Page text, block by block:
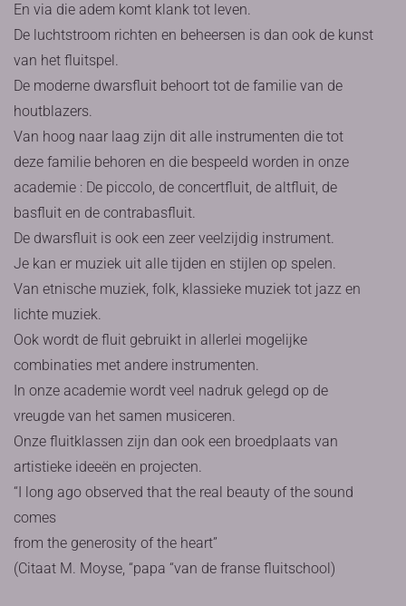
En via die adem komt klank tot leven.
De luchtstroom richten en beheersen is dan ook de kunst
van het fluitspel.
De moderne dwarsfluit behoort tot de familie van de
houtblazers.
Van hoog naar laag zijn dit alle instrumenten die tot
deze familie behoren en die bespeeld worden in onze
academie : De piccolo, de concertfluit, de altfluit, de
basfluit en de contrabasfluit.
De dwarsfluit is ook een zeer veelzijdig instrument.
Je kan er muziek uit alle tijden en stijlen op spelen.
Van etnische muziek, folk, klassieke muziek tot jazz en
lichte muziek.
Ook wordt de fluit gebruikt in allerlei mogelijke
combinaties met andere instrumenten.
In onze academie wordt veel nadruk gelegd op de
vreugde van het samen musiceren.
Onze fluitklassen zijn dan ook een broedplaats van
artistieke ideeën en projecten.
“I long ago observed that the real beauty of the sound
comes
from the generosity of the heart”
(Citaat M. Moyse, “papa “van de franse fluitschool)